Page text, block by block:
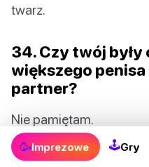
twarz.
34. Czy twój były
większego
partner?
Nie pamiętam.
35. Czy
🥳Imprezowe 🕹Gry